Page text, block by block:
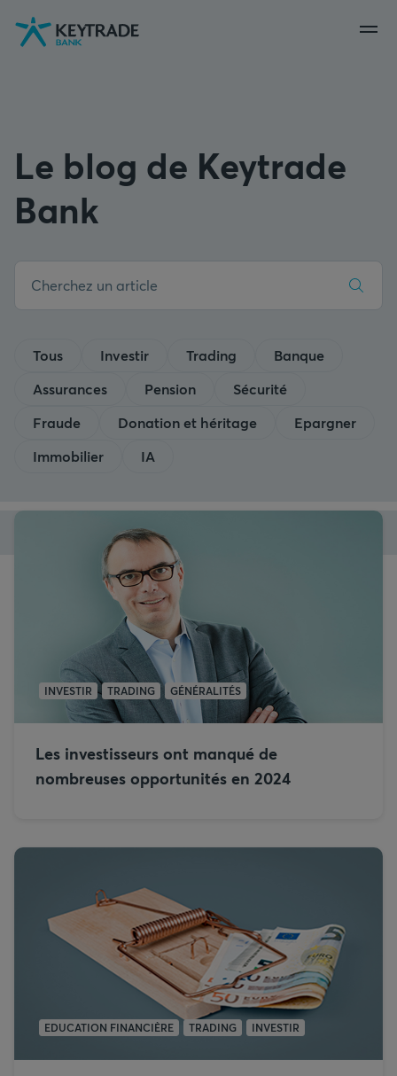
Aller
Aller
Aller
au
Le blog de Keytrade
Bank
Tous Investir Trading
Banque
Assurances
Pension
Sécurité
Fraude
Donation et héritage
Epargner
Immobilier
IA
INVESTIR TRADING GÉNÉRALITÉS
Les investisseurs ont manqué de
nombreuses opportunités en 2024
EDUCATION FINANCIÈRE TRADING INVESTIR